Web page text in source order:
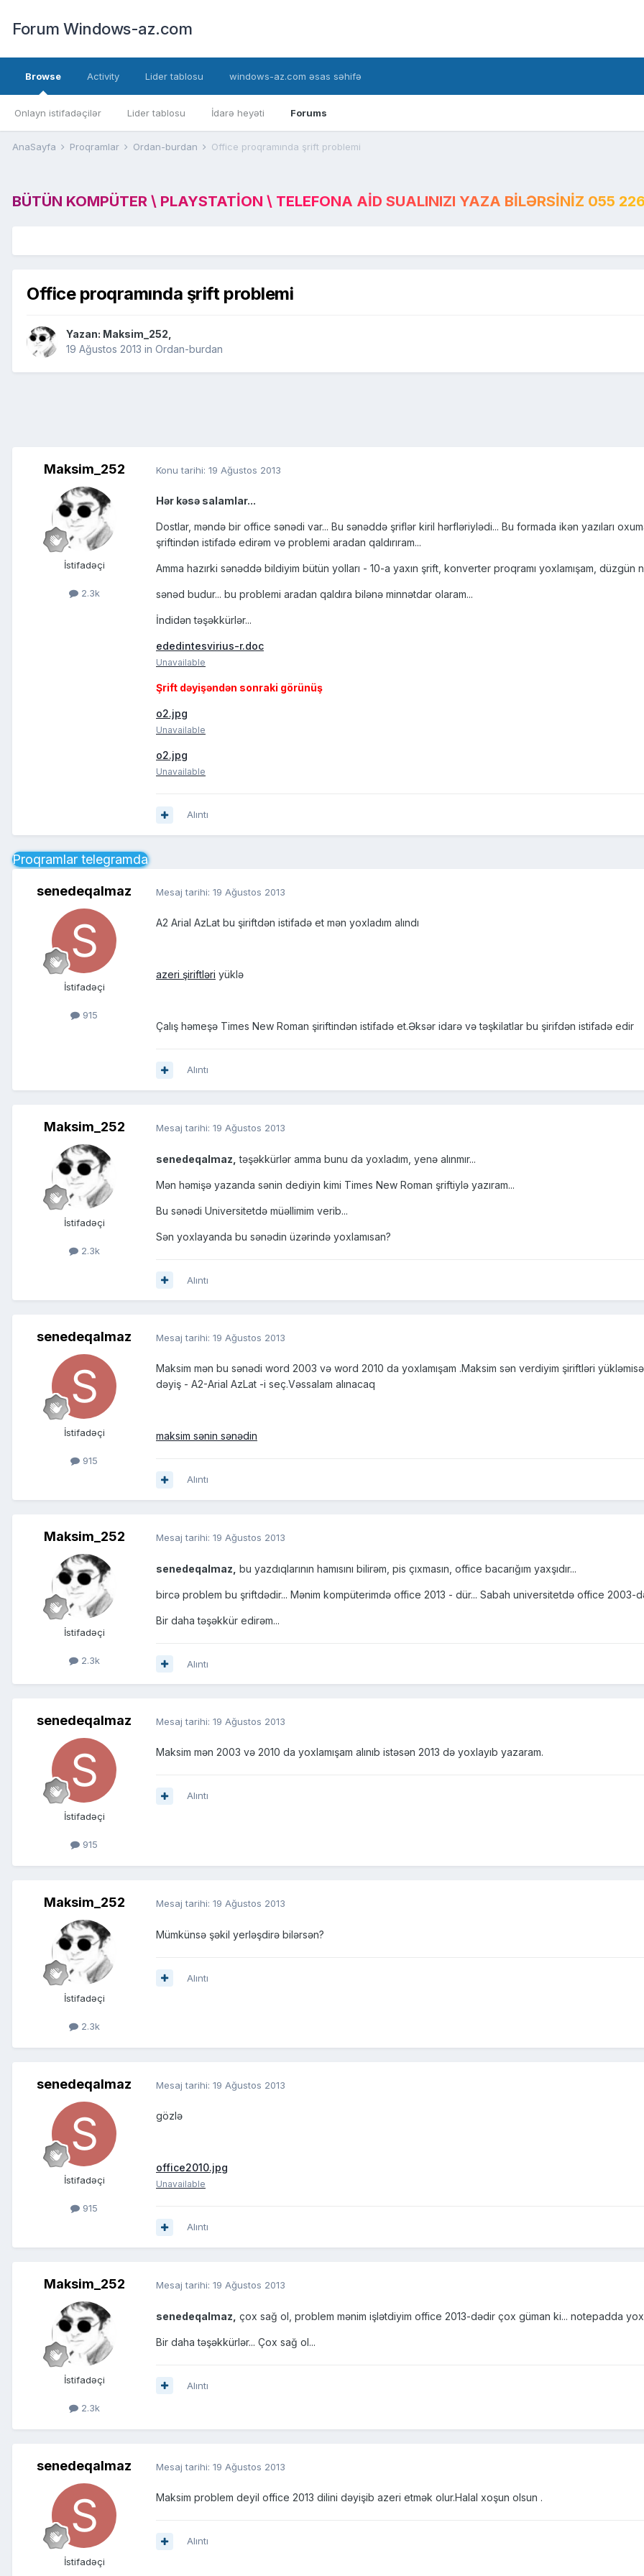
Forum Windows-az.com
Browse
Onlayn istifadəçilər Lider tablosu İdarə heyəti Forums
Activity Lider tablosu windows-az.com əsas səhifə
AnaSayfa Proqramlar Ordan-burdan Office proqramında şrift problemi
BÜTÜN KOMPÜTER \ PLAYSTATION \ TELEFONA AID SUALINIZI YAZA BILƏRSINIZ 055
Office proqramında şrift problemi
Yazan: Maksim_252
19 Ağustos 2013 in Ordan-burdan
Maksim_252
İstifadəçi
2.3k
Konu tarihi: 19 Ağustos 2013
Hər kəsə salamlar...
Dostlar, məndə bir office sənədi var... Bu sənəddə şriflər kiril hərfləriylədi... Bu formada ikən yazıları
şriftindən istifadə edirəm və problemi aradan qaldırıram...
Amma hazırki sənəddə bildiyim bütün yolları - 10-a yaxın şrift, konverter proqramı yoxlamışam, düzgün
sənəd budur... bu problemi aradan qaldıra bilənə minnətdar olaram...
İndidən təşəkkürlər...
ededintesvirius-r.doc
Unavailable
Şrift dəyişəndən sonraki görünüş
o2.jpg
Unavailable
o2.jpg
Unavailable
Alıntı
Proqramlar telegramda
senedeqalmaz
İstifadəçi
915
Mesaj tarihi: 19 Ağustos 2013
A2 Arial AzLat bu şiriftdən istifadə et mən yoxladım alındı
azeri şiriftləri yüklə
Çalış həmeşə Times New Roman şiriftindən istifadə et.Əksər idarə və təşkilatlar bu şirifdən istifadə edir
Alıntı
Maksim_252
İstifadəçi
2.3k
Mesaj tarihi: 19 Ağustos 2013
senedeqalmaz, təşəkkürlər amma bunu da yoxladım, yenə alınmır...
Mən həmişə yazanda sənin dediyin kimi Times New Roman şriftiylə yazıram...
Bu sənədi Universitetdə müəllimim verib...
Sən yoxlayanda bu sənədin üzərində yoxlamısan?
Alıntı
senedeqalmaz
İstifadəçi
915
Mesaj tarihi: 19 Ağustos 2013
Maksim mən bu sənədi word 2003 və word 2010 da yoxlamışam .Maksim sən verdiyim şiriftləri
dəyiş - A2-Arial AzLat -i seç.Vəssalam alınacaq
maksim sənin sənədin
Alıntı
Maksim_252
İstifadəçi
2.3k
Mesaj tarihi: 19 Ağustos 2013
senedeqalmaz, bu yazdıqlarının hamısını bilirəm, pis çıxmasın, office bacarığım yaxşıdır...
bircə problem bu şriftdədir... Mənim kompüterimdə office 2013 - dür... Sabah universitetdə office 2003-
Bir daha təşəkkür edirəm...
Alıntı
senedeqalmaz
İstifadəçi
915
Mesaj tarihi: 19 Ağustos 2013
Maksim mən 2003 və 2010 da yoxlamışam alınıb istəsən 2013 də yoxlayıb yazaram.
Alıntı
Maksim_252
İstifadəçi
2.3k
Mesaj tarihi: 19 Ağustos 2013
Mümkünsə şəkil yerləşdirə bilərsən?
Alıntı
senedeqalmaz
İstifadəçi
915
Mesaj tarihi: 19 Ağustos 2013
gözlə
office2010.jpg
Unavailable
Alıntı
Maksim_252
İstifadəçi
2.3k
Mesaj tarihi: 19 Ağustos 2013
senedeqalmaz, çox sağ ol, problem mənim işlətdiyim office 2013-dədir çox güman ki... notepadda
Bir daha təşəkkürlər... Çox sağ ol...
Alıntı
senedeqalmaz
İstifadəçi
Mesaj tarihi: 19 Ağustos 2013
Maksim problem deyil office 2013 dilini dəyişib azeri etmək olur.Halal xoşun olsun .
Alıntı